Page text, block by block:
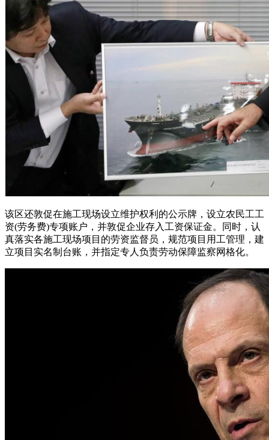
该区还敦促在施工现场设立维护权利的公示牌，设立农民工工
资(劳务费)专项账户，并敦促企业存入工资保证金。同时，认
真落实各施工现场项目的劳资监督员，规范项目用工管理，建
立项目实名制台账，并指定专人负责劳动保障监察网格化。